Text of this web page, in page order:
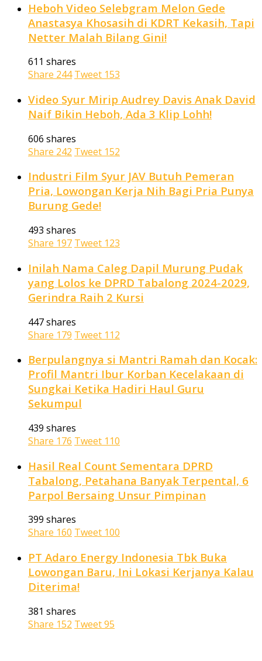
Heboh Video Selebgram Melon Gede
Anastasya Khosasih di KDRT Kekasih, Tapi
Netter Malah Bilang Gini!
611 shares
Share 244 Tweet 153
Video Syur Mirip Audrey Davis Anak David
Naif Bikin Heboh, Ada 3 Klip Lohh!
606 shares
Share 242 Tweet 152
Industri Film Syur JAV Butuh Pemeran
Pria, Lowongan Kerja Nih Bagi Pria Punya
Burung Gede!
493 shares
Share 197 Tweet 123
Inilah Nama Caleg Dapil Murung Pudak
yang Lolos ke DPRD Tabalong 2024-2029,
Gerindra Raih 2 Kursi
447 shares
Share 179 Tweet 112
Berpulangnya si Mantri Ramah dan Kocak:
Profil Mantri Ibur Korban Kecelakaan di
Sungkai Ketika Hadiri Haul Guru
Sekumpul
439 shares
Share 176 Tweet 110
Hasil Real Count Sementara DPRD
Tabalong, Petahana Banyak Terpental, 6
Parpol Bersaing Unsur Pimpinan
399 shares
Share 160 Tweet 100
PT Adaro Energy Indonesia Tbk Buka
Lowongan Baru, Ini Lokasi Kerjanya Kalau
Diterima!
381 shares
Share 152 Tweet95